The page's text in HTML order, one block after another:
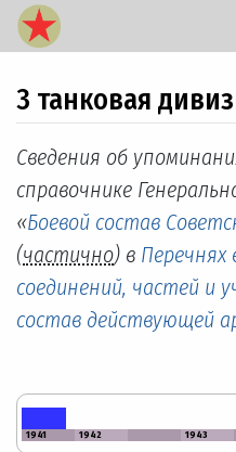
3 танковая
Перейти к:навигация,поиск
Сведения об
справочнике
«Боевой состав
(частично) в Перечнях
соединений, частей и
состав действующей
1941 1942 1943